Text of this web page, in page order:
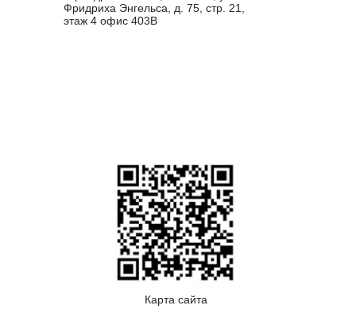
Карта сайта
Фридриха Энгельса, д. 75, стр. 21,
этаж 4 офис 403В